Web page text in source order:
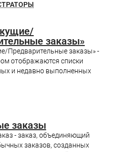
заказы»
Предварительные заказы» -
отображаются списки
и недавно выполненных
заказы
- заказ, объединяющий
заказов, созданных